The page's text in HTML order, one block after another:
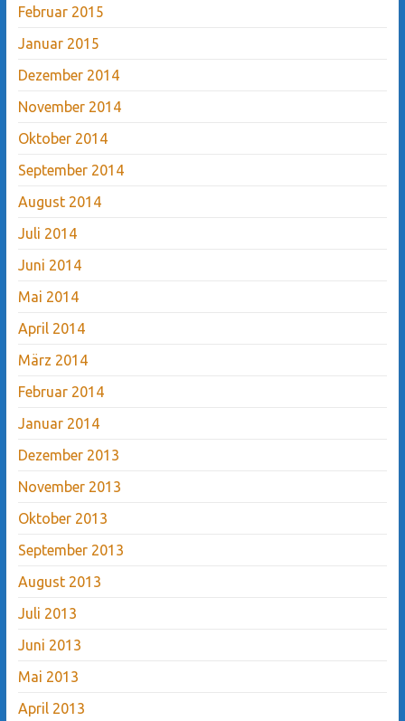
Februar 2015
Januar 2015
Dezember 2014
November 2014
Oktober 2014
September 2014
August 2014
Juli 2014
Juni 2014
Mai 2014
April 2014
März 2014
Februar 2014
Januar 2014
Dezember 2013
November 2013
Oktober 2013
September 2013
August 2013
Juli 2013
Juni 2013
Mai 2013
April 2013